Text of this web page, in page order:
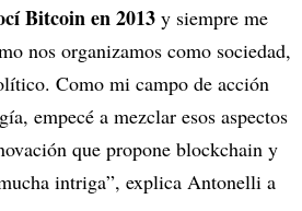
Bitcoin en 2013 y siempre me
nos organizamos como sociedad,
Como mi campo de acción
empecé a mezclar esos aspectos
que propone blockchain y
intriga”, explica Antonelli a